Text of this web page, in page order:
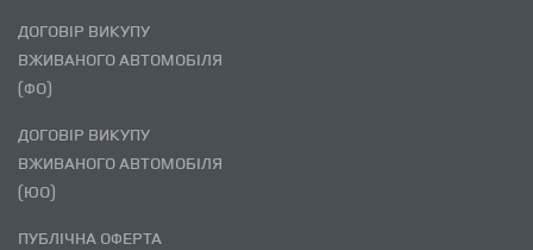
ДОГОВІР ВИКУПУ
ВЖИВАНОГО АВТОМОБІЛЯ
(ФО)
ДОГОВІР ВИКУПУ
ВЖИВАНОГО АВТОМОБІЛЯ
(ЮО)
ПУБЛІЧНА ОФЕРТА